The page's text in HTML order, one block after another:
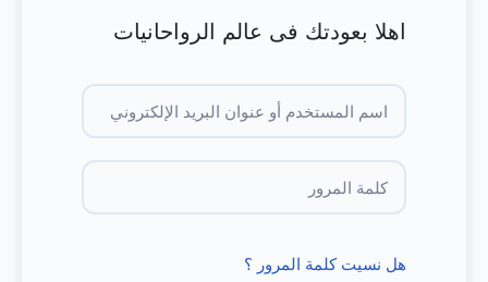
اهلا بعودتك فى عالم الرواحانيات
هل نسيت كلمة المرور ؟